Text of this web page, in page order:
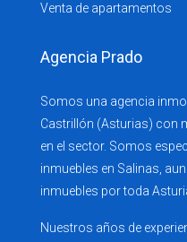
Venta de apartamentos
Agencia Prado
Somos una agencia
Castrillón (Asturias) con
en el sector. Somos
inmuebles en Salinas,
inmuebles por toda
Nuestros años de